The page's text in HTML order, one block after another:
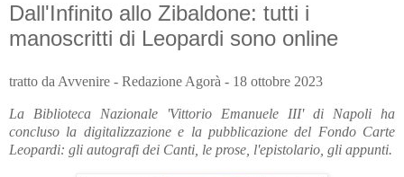
Dall'Infinito allo Zibaldone: tutti i
manoscritti di Leopardi sono online
tratto da Avvenire - Redazione Agorà - 18 ottobre 2023
La Biblioteca Nazionale 'Vittorio Emanuele III' di Napoli ha
concluso la digitalizzazione e la pubblicazione del Fondo Carte
Leopardi: gli autografi dei Canti, le prose, l'epistolario, gli appunti.